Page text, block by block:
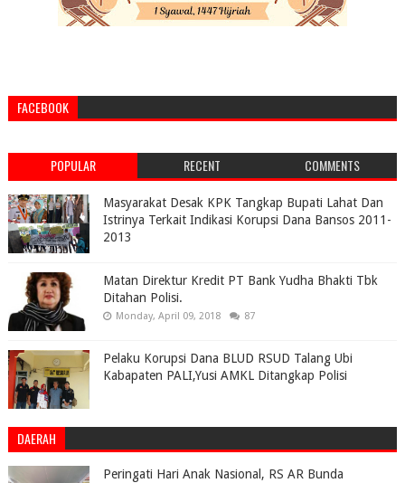
FACEBOOK
POPULAR RECENT COMMENTS
Masyarakat Desak KPK Tangkap Bupati Lahat Dan
Istrinya Terkait Indikasi Korupsi Dana Bansos 2011-
2013
Matan Direktur Kredit PT Bank Yudha Bhakti Tbk
Ditahan Polisi.
Monday, April 09, 2018 87
Pelaku Korupsi Dana BLUD RSUD Talang Ubi
Kabapaten PALI,Yusi AMKL Ditangkap Polisi
DAERAH
Peringati Hari Anak Nasional, RS AR Bunda